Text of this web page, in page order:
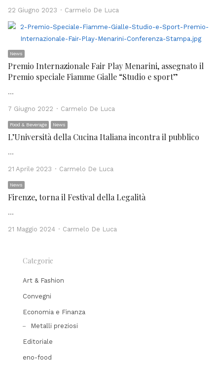
22 Giugno 2023 Author
Carmelo De Luca
News
Premio Internazionale Fair Play Menarini, assegnato il
Premio speciale Fiamme Gialle “Studio e sport”
…
7 Giugno 2022 Author
Carmelo De Luca
Food & Beverage News
L’Università della Cucina Italiana incontra il pubblico
…
21 Aprile 2023 Author
Carmelo De Luca
News
Firenze, torna il Festival della Legalità
…
21 Maggio 2024 Author
Carmelo De Luca
Categorie
Art & Fashion
Convegni
Economia e Finanza
Metalli preziosi
Editoriale
eno-food